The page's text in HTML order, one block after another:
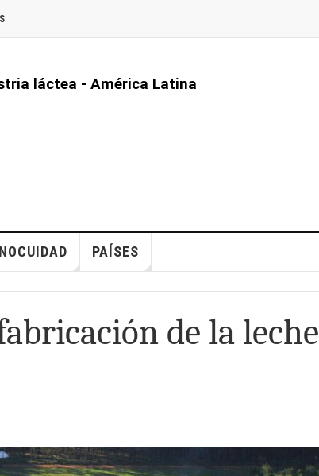
láctea - América Latina
PAÍSES
de la leche